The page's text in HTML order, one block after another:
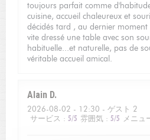
toujours parfait comme
cuisine, accueil chaleureux et
décidés tard , au dernier
vite dressé une table avec son
habituelle...et naturelle, pas de
véritable accueil amical.
Alain D
2026-08-02 - 12:30 - ゲスト 2
サービス : 5/5 雰囲気 : 5/5 メニュ